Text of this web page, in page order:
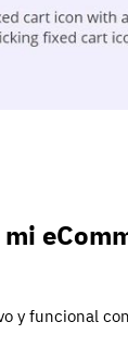
y funcional